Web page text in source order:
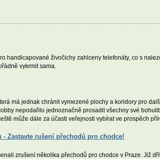
handicapované živočichy zahlceny telefonáty, co s
vykrmit sama.
má jednak chránit vymezené plochy a koridory pro
nepodařilo jednoznačně prosadit všechny své
může dále za účasti veřejnosti vybírat ve prospěch
Zastavte rušení přechodů pro chodce!
zrušení několika přechodů pro chodce v Praze. Již